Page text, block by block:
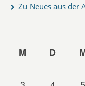
Zu Neues aus der
M
D